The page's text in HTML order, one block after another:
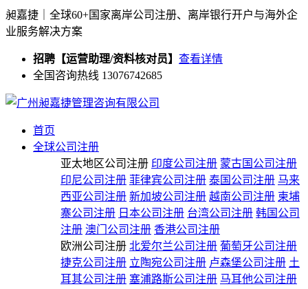
昶嘉捷｜全球60+国家离岸公司注册、离岸银行开户与海外企
业服务解决方案
招聘【运营助理/资料核对员】 查看详情
全国咨询热线 13076742685
首页
全球公司注册
亚太地区公司注册 印度公司注册 蒙古国公司注册
印尼公司注册 菲律宾公司注册 泰国公司注册 马来
西亚公司注册 新加坡公司注册 越南公司注册 柬埔
寨公司注册 日本公司注册 台湾公司注册 韩国公司
注册 澳门公司注册 香港公司注册
欧洲公司注册 北爱尔兰公司注册 葡萄牙公司注册
捷克公司注册 立陶宛公司注册 卢森堡公司注册 土
耳其公司注册 塞浦路斯公司注册 马耳他公司注册